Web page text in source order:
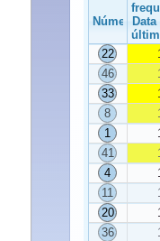
NúmeroData
22
46
33
8
1
41
4
11
20
36